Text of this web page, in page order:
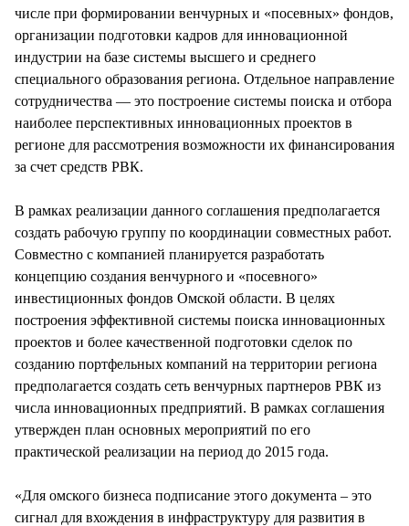
числе при формировании венчурных и «посевных» фондов,
организации подготовки кадров для инновационной
индустрии на базе системы высшего и среднего
специального образования региона. Отдельное направление
сотрудничества — это построение системы поиска и отбора
наиболее перспективных инновационных проектов в
регионе для рассмотрения возможности их финансирования
за счет средств РВК.
В рамках реализации данного соглашения предполагается
создать рабочую группу по координации совместных работ.
Совместно с компанией планируется разработать
концепцию создания венчурного и «посевного»
инвестиционных фондов Омской области. В целях
построения эффективной системы поиска инновационных
проектов и более качественной подготовки сделок по
созданию портфельных компаний на территории региона
предполагается создать сеть венчурных партнеров РВК из
числа инновационных предприятий. В рамках соглашения
утвержден план основных мероприятий по его
практической реализации на период до 2015 года.
«Для омского бизнеса подписание этого документа – это
сигнал для вхождения в инфраструктуру для развития в